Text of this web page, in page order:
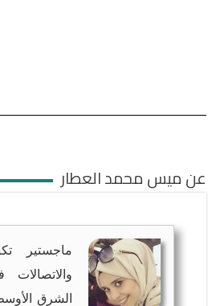
عن ميس محمد العطار
ماجستير
الشرق